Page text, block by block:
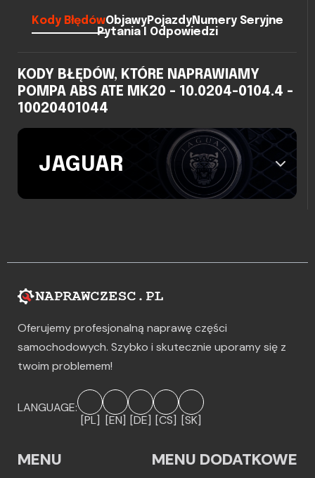
Kody BłędówObjawyPojazdyNumery Seryjne
Pytania I Odpowiedzi
KODY BŁĘDÓW, KTÓRE NAPRAWIAMY
POMPA ABS ATE MK20 - 10.0204-0104.4 -
10020401044
JAGUAR
Oferujemy profesjonalną naprawę części
samochodowych. Szybko i skutecznie uporamy się z
twoim problemem!
LANGUAGE:
[PL] [EN] [DE] [CS] [SK]
MENU MENU DODATKOWE